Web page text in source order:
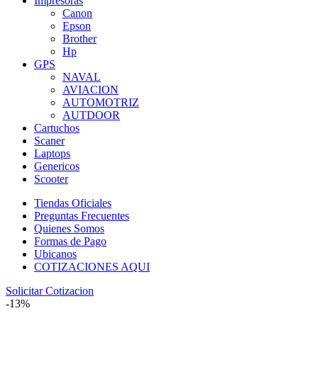
Canon
Epson
Brother
Hp
GPS
NAVAL
AVIACION
AUTOMOTRIZ
AUTDOOR
Cartuchos
Scaner
Laptops
Genericos
Scooter
Tiendas Oficiales
Preguntas Frecuentes
Quienes Somos
Formas de Pago
Ubicanos
COTIZACIONES AQUI
Solicitar Cotizacion
-13%